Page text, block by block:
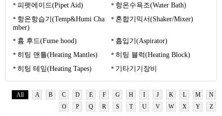
피펫에이드(Pipet Aid)
항온수욕조(Water Bath)
항온항습기(Temp&Humi Cha
mber)
혼합기믹서(Shaker/Mixer)
흄 후드(Fume hood)
흡입기(Aspirator)
히팅 맨틀(Heating Mantles)
히팅 블럭(Heating Block)
히팅 테잎(Heating Tapes)
기타기기장비
All A B C D E F G H I J K L M
N
O
P Q R S T U V W X Y Z